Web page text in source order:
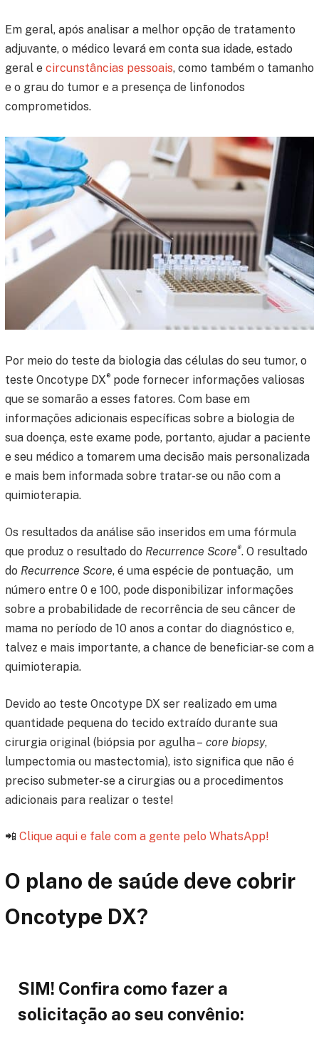
Em geral, após analisar a melhor opção de tratamento
adjuvante, o médico levará em conta sua idade, estado
geral e circunstâncias pessoais, como também o tamanho
e o grau do tumor e a presença de linfonodos
comprometidos.
Por meio do teste da biologia das células do seu tumor, o
teste Oncotype DX® pode fornecer informações valiosas
que se somarão a esses fatores. Com base em
informações adicionais específicas sobre a biologia de
sua doença, este exame pode, portanto, ajudar a paciente
e seu médico a tomarem uma decisão mais personalizada
e mais bem informada sobre tratar-se ou não com a
quimioterapia.
Os resultados da análise são inseridos em uma fórmula
que produz o resultado do Recurrence Score®. O resultado
do Recurrence Score, é uma espécie de pontuação, um
número entre 0 e 100, pode disponibilizar informações
sobre a probabilidade de recorrência de seu câncer de
mama no período de 10 anos a contar do diagnóstico e,
talvez e mais importante, a chance de beneficiar-se com a
quimioterapia.
Devido ao teste Oncotype DX ser realizado em uma
quantidade pequena do tecido extraído durante sua
cirurgia original (biópsia por agulha – core biopsy,
lumpectomia ou mastectomia), isto significa que não é
preciso submeter-se a cirurgias ou a procedimentos
adicionais para realizar o teste!
📲 Clique aqui e fale com a gente pelo WhatsApp!
O plano de saúde deve cobrir
Oncotype DX?
SIM! Confira como fazer a
solicitação ao seu convênio: